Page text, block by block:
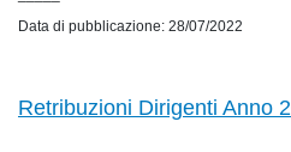
Data di pubblicazione: 28/07/2022
Retribuzioni Dirigenti Anno